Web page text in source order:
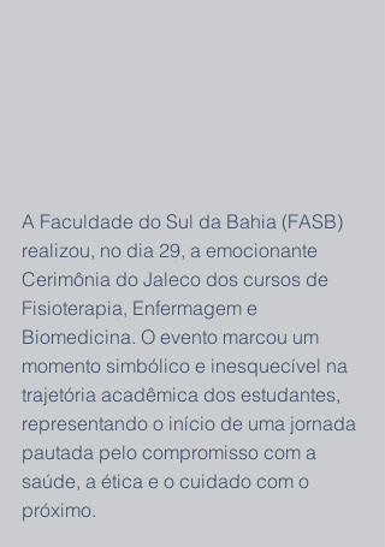
A Faculdade do Sul da Bahia (FASB)
realizou, no dia 29, a emocionante
Cerimônia do Jaleco dos cursos de
Fisioterapia, Enfermagem e
Biomedicina. O evento marcou um
momento simbólico e inesquecível na
trajetória acadêmica dos estudantes,
representando o início de uma jornada
pautada pelo compromisso com a
saúde, a ética e o cuidado com o
próximo.